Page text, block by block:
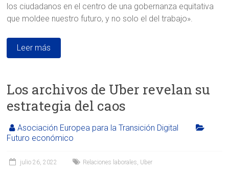
los ciudadanos en el centro de una gobernanza equitativa
que moldee nuestro futuro, y no solo el del trabajo».
Leer más
Los archivos de Uber revelan su
estrategia del caos
Asociación Europea para la Transición Digital
Futuro económico
julio 26, 2022 Relaciones laborales, Uber